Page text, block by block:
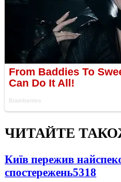
ЧИТАЙТЕ
Київ пережив
спостережень5318